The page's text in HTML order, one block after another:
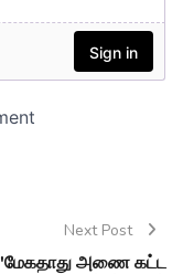
Next Post
'மேகதாது அணை கட்ட